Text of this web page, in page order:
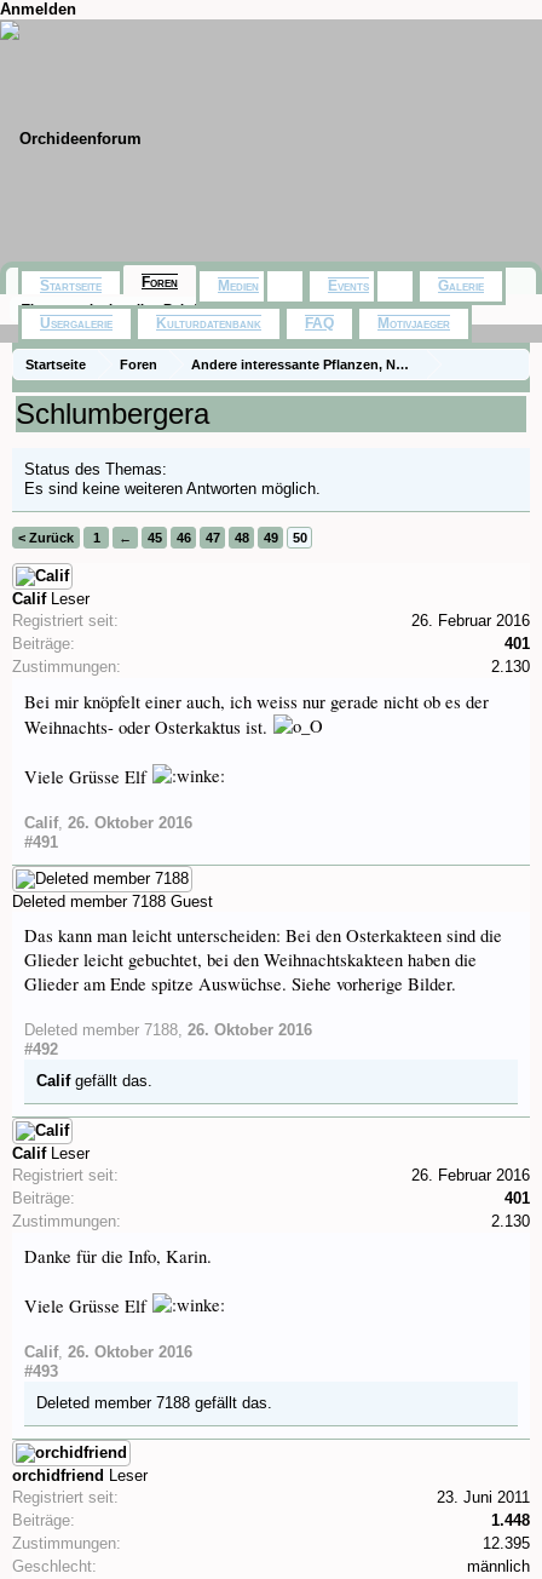
Anmelden
Startseite Foren
Andere interessante Pflanzen, Naturfotos, Ausflüge
Zimmerpflanzen
Schlumbergera
Status des Themas:
Es sind keine weiteren Antworten möglich.
< Zurück 1 ← 45 46 47 48 49 50
Calif Leser
Registriert seit:
26. Februar 2016
Beiträge:
401
Zustimmungen:
2.130
Bei mir knöpfelt einer auch, ich weiss nur gerade nicht ob es der
Weihnachts- oder Osterkaktus ist.
Viele Grüsse Elf
Calif, 26. Oktober 2016
#491
Deleted member 7188 Guest
Das kann man leicht unterscheiden: Bei den Osterkakteen sind die
Glieder leicht gebuchtet, bei den Weihnachtskakteen haben die
Glieder am Ende spitze Auswüchse. Siehe vorherige Bilder.
Deleted member 7188, 26. Oktober 2016
#492
Califgefällt das.
Calif Leser
Registriert seit:
26. Februar 2016
Beiträge:
401
Zustimmungen:
2.130
Danke für die Info, Karin.
Viele Grüsse Elf
Calif, 26. Oktober 2016
#493
Deleted member 7188 gefällt das.
orchidfriend Leser
Registriert seit:
23. Juni 2011
Beiträge:
1.448
Zustimmungen:
12.395
Geschlecht:
männlich
Startseite Foren
Themen mit aktuellen Beiträgen
Medien Events Galerie
Usergalerie Kulturdatenbank FAQ Motivjaeger